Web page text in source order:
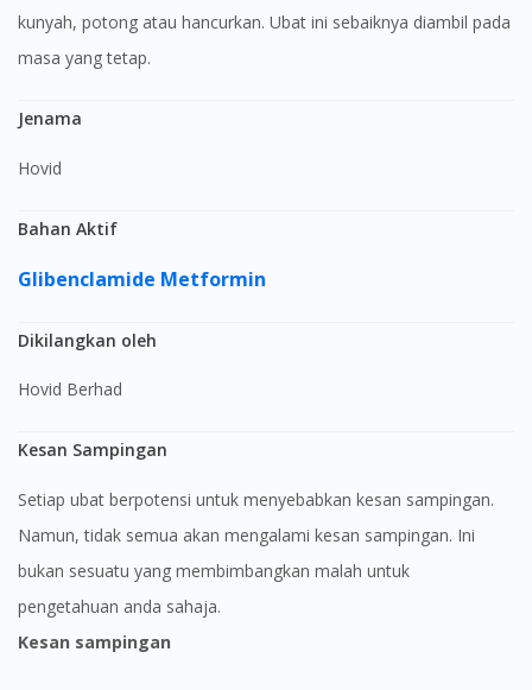
kunyah, potong atau hancurkan. Ubat ini sebaiknya diambil pada
masa yang tetap.
Jenama
Hovid
Bahan Aktif
Glibenclamide Metformin
Dikilangkan oleh
Hovid Berhad
Kesan Sampingan
Setiap ubat berpotensi untuk menyebabkan kesan sampingan.
Namun, tidak semua akan mengalami kesan sampingan. Ini
bukan sesuatu yang membimbangkan malah untuk
pengetahuan anda sahaja.
Kesan sampingan